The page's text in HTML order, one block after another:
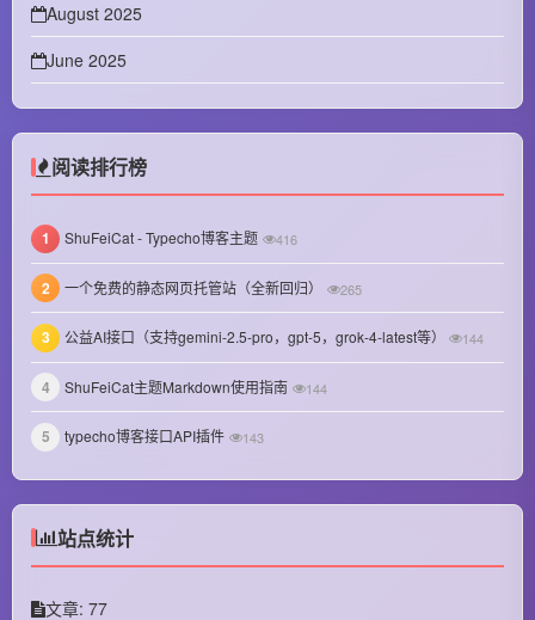
August 2025
June 2025
April 2025
February 2025
January 2025
December 2024
November 2024
October 2024
September 2024
August 2024
July 2024
June 2024
May 2024
阅读排行榜
1 ShuFeiCat - Typecho博客主题 416
2 一个免费的静态网页托管站（全新回归） 265
3 公益AI接口（支持gemini-2.5-pro，gpt-5，grok-4-latest等） 144
4 ShuFeiCat主题Markdown使用指南 144
5 typecho博客接口API插件 143
站点统计
文章: 77